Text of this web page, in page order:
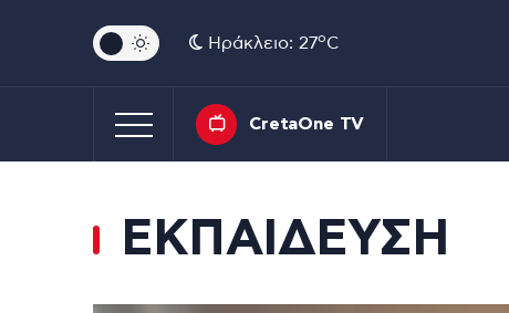
Ηράκλειο: 27oC
CretaOne TV
ΕΚΠΑΙΔΕΥΣΗ